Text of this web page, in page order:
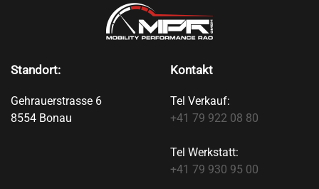
Standort:
Gehrauerstrasse 6
8554 Bonau
Kontakt
Tel Verkauf:
+41 79 922 08 80
Tel Werkstatt:
+41 79 930 95 00